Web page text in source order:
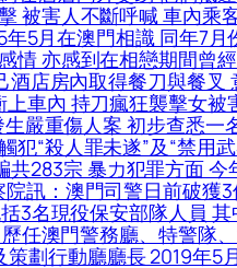
被害人不斷呼喊 車內乘
5月在澳門相識 同年7
亦感到在相戀期間曾
店房內取得餐刀與餐
車內 持刀瘋狂襲擊女
嚴重傷人案 初步查悉
“殺人罪未遂”及“禁用
283宗 暴力犯罪方面 今
訊：澳門司警日前破獲
3名現役保安部隊人員
任澳門警務廳、特警隊
劃行動廳廳長 2019年5